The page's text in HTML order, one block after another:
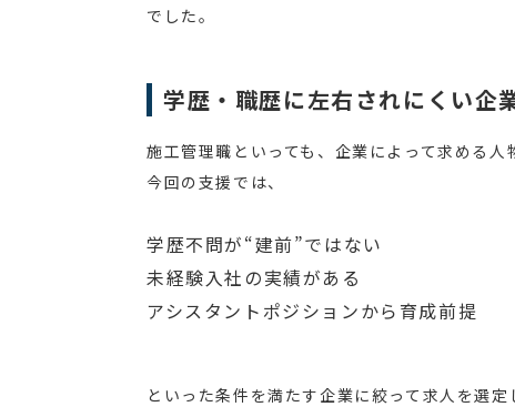
でした。
学歴・職歴に左右されにくい企
施工管理職といっても、企業によって求める人
今回の支援では、
学歴不問が“建前”ではない
未経験入社の実績がある
アシスタントポジションから育成前提
といった条件を満たす企業に絞って求人を選定